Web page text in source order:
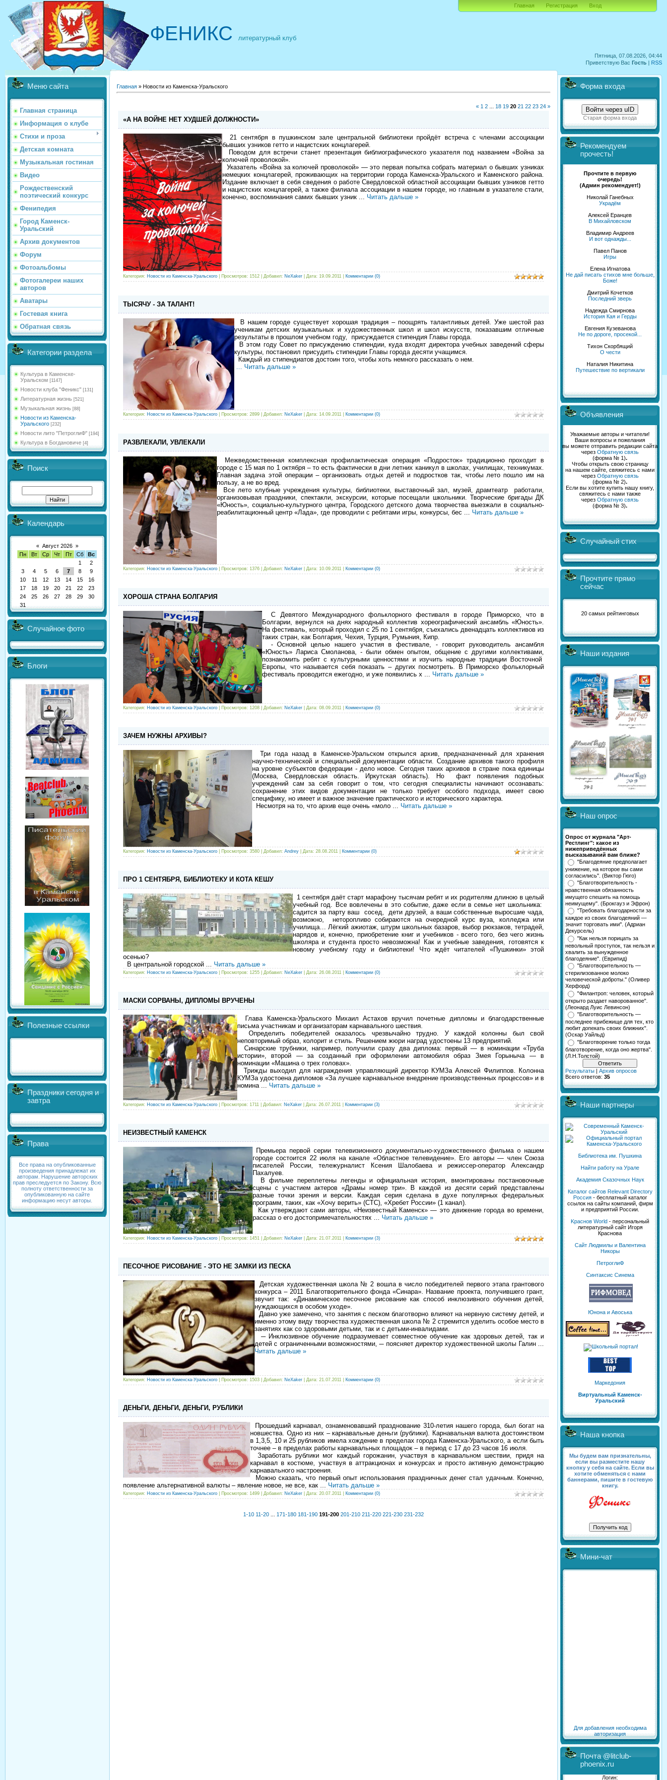
Пятница, 07.08.2026, 04:44
Приветствую Вас Гость | RSS
ФЕНИКС литературный клуб
Главная Регистрация Вход
Меню сайта
Главная страница
Информация о клубе
Стихи и проза
Детская комната
Музыкальная гостиная
Видео
Рождественский
поэтический конкурс
Фенипедия
Город Каменск-
Уральский
Архив документов
Форум
Фотоальбомы
Фотогалереи наших
авторов
Аватары
Гостевая книга
Обратная связь
Категории раздела
Культура в Каменске-
Уральском [1147]
Новости клуба "Феникс" [131]
Литературная жизнь [521]
Музыкальная жизнь [88]
Новости из Каменска-
Уральского [232]
Новости лито "ПетроглиФ" [194]
Культура в Богдановиче [4]
Поиск
Календарь
« Август 2026 »
Пн
Вт Ср Чт Пт Сб
Вс
1
2
3
4 5 6 7 8
9
10
11 12 13 14 15
16
17
18 19 20 21 22
23
24
25 26 27 28 29
30
31
Случайное фото
Блоги
Полезные ссылки
Праздники сегодня и
завтра
Права
Все права на опубликованные
произведения принадлежат их
авторам. Нарушение авторских
прав преследуется по Закону. Всю
полноту ответственности за
опубликованную на сайте
информацию несут авторы.
Главная » Новости из Каменска-Уральского
« 1 2 18 19 20 21 22 23 24 »
«А НА ВОЙНЕ НЕТ ХУДШЕЙ ДОЛЖНОСТИ»
21 сентября в пушкинском зале центральной библиотеки пройдёт встреча с членами ассоциации
бывших узников гетто и нацистских концлагерей.
Поводом для встречи станет презентация библиографического указателя под названием «Война за
колючей проволокой».
Указатель «Война за колючей проволокой» — это первая попытка собрать материал о бывших узниках
немецких концлагерей, проживающих на территории города Каменска-Уральского и Каменского района.
Издание включает в себя сведения о работе Свердловской областной ассоциации бывших узников гетто
и нацистских концлагерей, а также филиала ассоциации в нашем городе, но главным в указателе стали,
конечно, воспоминания самих бывших узник
Читать дальше »
Категория: Новости из Каменска-Уральского | Просмотров: 1512 | Добавил: NeXaker | Дата: 19.09.2011 Комментарии (0)
ТЫСЯЧУ - ЗА ТАЛАНТ!
В нашем городе существует хорошая традиция – поощрять талантливых детей. Уже шестой раз
ученикам детских музыкальных и художественных школ и школ искусств, показавшим отличные
результаты в прошлом учебном году, присуждается стипендия Главы города.
В этом году Совет по присуждению стипендии, куда входят директора учебных заведений сферы
культуры, постановил присудить стипендии Главы города десяти учащимся.
Каждый из стипендиатов достоин того, чтобы хоть немного рассказать о нем.
Читать дальше »
Категория: Новости из Каменска-Уральского | Просмотров: 2899 | Добавил: NeXaker | Дата: 14.09.2011 Комментарии (0)
РАЗВЛЕКАЛИ, УВЛЕКАЛИ
Межведомственная комплексная профилактическая операция «Подросток» традиционно проходит в
городе с 15 мая по 1 октября – то есть фактически в дни летних каникул в школах, училищах, техникумах.
Главная задача этой операции – организовать отдых детей и подростков так, чтобы лето пошло им на
пользу, а не во вред.
Все лето клубные учреждения культуры, библиотеки, выставочный зал, музей, драмтеатр работали,
организовывая праздники, спектакли, экскурсии, которые посещали школьники. Творческие бригады ДК
«Юность», социально-культурного центра, Городского детского дома творчества выезжали в социально-
реабилитационный центр «Лада», где проводили с ребятами игры, конкурсы, бес
Читать дальше »
Категория: Новости из Каменска-Уральского | Просмотров: 1376 | Добавил: NeXaker | Дата: 10.09.2011 Комментарии (0)
ХОРОША СТРАНА БОЛГАРИЯ
С Девятого Международного фольклорного фестиваля в городе Приморско, что в
Болгарии, вернулся на днях народный коллектив хореографический ансамбль «Юность».
На фестиваль, который проходил с 25 по 1 сентября, съехались двенадцать коллективов из
таких стран, как Болгария, Чехия, Турция, Румыния, Кипр.
- Основной целью нашего участия в фестивале, - говорит руководитель ансамбля
«Юность» Лариса Смоланова, - были обмен опытом, общение с другими коллективами,
познакомить ребят с культурными ценностями и изучить народные традиции Восточной
Европы, что называется себя показать – других посмотреть. В Приморско фольклорный
фестиваль проводится ежегодно, и уже появились х
Читать дальше »
Категория: Новости из Каменска-Уральского | Просмотров: 1208 | Добавил: NeXaker | Дата: 08.09.2011 Комментарии (0)
ЗАЧЕМ НУЖНЫ АРХИВЫ?
Три года назад в Каменске-Уральском открылся архив, предназначенный для хранения
научно-технической и специальной документации области. Создание архивов такого профиля
на уровне субъектов федерации - дело новое. Сегодня таких архивов в стране пока единицы
(Москва, Свердловская область. Иркутская область). Но факт появления подобных
учреждений сам за себя говорит о том, что сегодня специалисты начинают осознавать:
сохранение этих видов документации не только требует особого подхода, имеет свою
специфику, но имеет и важное значение практического и исторического характера.
Несмотря на то, что архив еще очень «моло
Читать дальше »
Категория: Новости из Каменска-Уральского | Просмотров: 3580 | Добавил: Andrey | Дата: 28.08.2011 Комментарии (0)
ПРО 1 СЕНТЯБРЯ, БИБЛИОТЕКУ И КОТА КЕШУ
1 сентября даёт старт марафону тысячам ребят и их родителям длиною в целый
учебный год. Все вовлечены в это событие, даже если в семье нет школьника:
садится за парту ваш сосед, дети друзей, а ваши собственные выросшие чада,
возможно, неторопливо собираются на очередной курс вуза, колледжа или
училища… Лёгкий ажиотаж, штурм школьных базаров, выбор рюкзаков, тетрадей,
нарядов и, конечно, приобретение книг и учебников - всего того, без чего жизнь
школяра и студента просто невозможна! Как и учебные заведения, готовятся к
новому учебному году и библиотеки! Что ждёт читателей «Пушкинки» этой
осенью?
В центральной городской
Читать дальше »
Категория: Новости из Каменска-Уральского | Просмотров: 1255 | Добавил: NeXaker | Дата: 26.08.2011 Комментарии (0)
МАСКИ СОРВАНЫ, ДИПЛОМЫ ВРУЧЕНЫ
Глава Каменска-Уральского Михаил Астахов вручил почетные дипломы и благодарственные
письма участникам и организаторам карнавального шествия.
Определить победителей оказалось чрезвычайно трудно. У каждой колонны был свой
неповторимый образ, колорит и стиль. Решением жюри наград удостоены 13 предприятий.
Синарские трубники, например, получили сразу два диплома: первый — в номинации «Труба
истории», второй — за созданный при оформлении автомобиля образ Змея Горыныча — в
номинации «Машина о трех головах».
Трижды выходил для награждения управляющий директор КУМЗа Алексей Филиппов. Колонна
КУМЗа удостоена дипломов «За лучшее карнавальное внедрение производственных процессов» и в
номина
Читать дальше »
Категория: Новости из Каменска-Уральского | Просмотров: 1711 | Добавил: NeXaker | Дата: 26.07.2011 Комментарии (3)
НЕИЗВЕСТНЫЙ КАМЕНСК
Премьера первой серии телевизионного документально-художественного фильма о нашем
городе состоится 22 июля на канале «Областное телевидение». Его авторы — член Союза
писателей России, тележурналист Ксения Шалобаева и режиссер-оператор Александр
Пахалуев.
В фильме переплетены легенды и официальная история, вмонтированы постановочные
сцены с участием актеров «Драмы номер три». В каждой из десяти серий представлены
разные точки зрения и версии. Каждая серия сделана в духе популярных федеральных
программ, таких, как «Хочу верить» (СТС), «Хребет России» (1 канал).
Как утверждают сами авторы, «Неизвестный Каменск» — это движение города во времени,
рассказ о его достопримечательностях
Читать дальше »
Категория: Новости из Каменска-Уральского | Просмотров: 1451 | Добавил: NeXaker | Дата: 21.07.2011 Комментарии (3)
ПЕСОЧНОЕ РИСОВАНИЕ - ЭТО НЕ ЗАМКИ ИЗ ПЕСКА
Детская художественная школа № 2 вошла в число победителей первого этапа грантового
конкурса – 2011 Благотворительного фонда «Синара». Название проекта, получившего грант,
звучит так: «Динамическое песочное рисование как способ инклюзивного обучения детей,
нуждающихся в особом уходе».
Давно уже замечено, что занятия с песком благотворно влияют на нервную систему детей, и
именно этому виду творчества художественная школа № 2 стремится уделить особое место в
занятиях как со здоровыми детьми, так и с детьми-инвалидами.
─ Инклюзивное обучение подразумевает совместное обучение как здоровых детей, так и
детей с ограниченными возможностями, ─ поясняет директор художественной школы Галин
Читать дальше »
Категория: Новости из Каменска-Уральского | Просмотров: 1503 | Добавил: NeXaker | Дата: 21.07.2011 Комментарии (0)
ДЕНЬГИ, ДЕНЬГИ, ДЕНЬГИ, РУБЛИКИ
Прошедший карнавал, ознаменовавший празднование 310-летия нашего города, был богат на
новшества. Одно из них – карнавальные деньги (рублики). Карнавальная валюта достоинством
в 1,3,5, 10 и 25 рубликов имела хождение в пределах города Каменска-Уральского, а если быть
точнее – в пределах работы карнавальных площадок – в период с 17 до 23 часов 16 июля.
Заработать рублики мог каждый горожанин, участвуя в карнавальном шествии, придя на
карнавал в костюме, участвуя в аттракционах и конкурсах и просто активную демонстрацию
карнавального настроения.
Можно сказать, что первый опыт использования праздничных денег стал удачным. Конечно,
появление альтернативной валюты – явление новое, не все, как
Читать дальше »
Категория: Новости из Каменска-Уральского | Просмотров: 1499 | Добавил: NeXaker | Дата: 20.07.2011 Комментарии (0)
1-10 11-20 171-180 181-190 191-200 201-210 211-220 221-230 231-232
Форма входа
Войти через uID
Старая форма входа
Рекомендуем
прочесть!
Прочтите в первую
очередь!
(Админ рекомендует!)
Николай Ганебных
Украдём
Алексей Еранцев
В Михайловском
Владимир Андреев
И вот однажды...
Павел Панов
Игры
Елена Игнатова
Не дай писать стихов мне больше,
Боже!
Дмитрий Кочетков
Последний зверь
Надежда Смирнова
История Кая и Герды
Евгения Кузеванова
Не по дороге, просекой...
Тихон Скорбящий
О чести
Наталия Никитина
Путешествие по вертикали
Объявления
Уважаемые авторы и читатели!
Ваши вопросы и пожелания
вы можете отправить редакции сайта
через Обратную связь
(форма № 1).
Чтобы открыть свою страницу
на нашем сайте, свяжитесь с нами
через Обратную связь
(форма № 2).
Если вы хотите купить нашу книгу,
свяжитесь с нами также
через Обратную связь
(форма № 3).
Случайный стих
Прочтите прямо
сейчас
20 самых рейтинговых
Наши издания
Наш опрос
Опрос от журнала "Арт-
Рестлинг": какое из
нижеприведённых
высказываний вам ближе?
"Благодеяние предполагает
унижение, на которое вы сами
согласились". (Виктор Гюго)
"Благотворительность -
нравственная обязанность
имущего спешить на помощь
неимущему". (Брокгауз и Эфрон)
"Требовать благодарности за
каждое из своих благодеяний —
значит торговать ими". (Адриан
Декурсель)
"Как нельзя порицать за
невольный проступок, так нельзя и
хвалить за вынужденное
благодеяние". (Еврипид)
"Благотворительность —
стерилизованное молоко
человеческой доброты." (Оливер
Херфорд)
"Филантроп: человек, который
открыто раздает наворованное".
(Леонард Луис Левинсон)
"Благотворительность —
последнее прибежище для тех, кто
любит допекать своих ближних".
(Оскар Уайльд)
"Благотворение только тогда
благотворение, когда оно жертва".
(Л.Н.Толстой)
Результаты | Архив опросов
Всего ответов: 35
Наши партнеры
Библиотека им. Пушкина
Найти работу на Урале
Академия Сказочных Наук
Каталог сайтов Relevant Directory
Россия- бесплатный каталог
ссылок на сайты компаний, фирм
и предприятий России.
Kраснов World - персональный
литературный сайт Игоря
Краснова
Сайт Людмилы и Валентина
Никоры
ПетроглиФ
Синтаксис Синема
Юнона и Авоська
Маркедония
Виртуальный Каменск-
Уральский
Наша кнопка
Мы будем вам признательны,
если вы разместите нашу
кнопку у себя на сайте. Если вы
хотите обменяться с нами
баннерами, пишите в гостевую
книгу.
Мини-чат
Для добавления необходима
авторизация
Почта @litclub-
phoenix.ru
Логин: